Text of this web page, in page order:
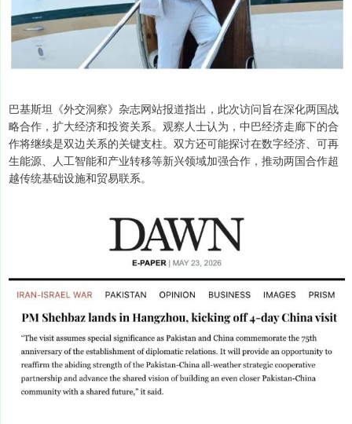
巴基斯坦《外交洞察》杂志网站报道指出，此次访问旨在深化两国战
略合作，扩大经济和投资关系。观察人士认为，中巴经济走廊下的合
作将继续是双边关系的关键支柱。双方还可能探讨在数字经济、可再
生能源、人工智能和产业转移等新兴领域加强合作，推动两国合作超
越传统基础设施和贸易联系。